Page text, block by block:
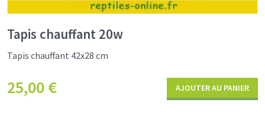
Tapis chauffant 20w
Tapis chauffant 42x28 cm
25,00€ AJOUTER AU PANIER